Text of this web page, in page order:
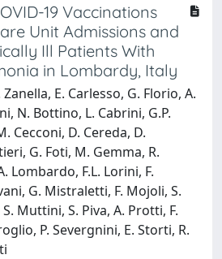
19 Vaccinations
Unit Admissions and
Ill Patients With
in Lombardy, Italy
E. Carlesso, G. Florio, A.
N. Bottino, L. Cabrini, G.P.
Cecconi, D. Cereda, D.
G. Foti, M. Gemma, R.
Lombardo, F.L. Lorini, F.
G. Mistraletti, F. Mojoli, S.
Muttini, S. Piva, A. Protti, F.
P. Severgnini, E. Storti, R.